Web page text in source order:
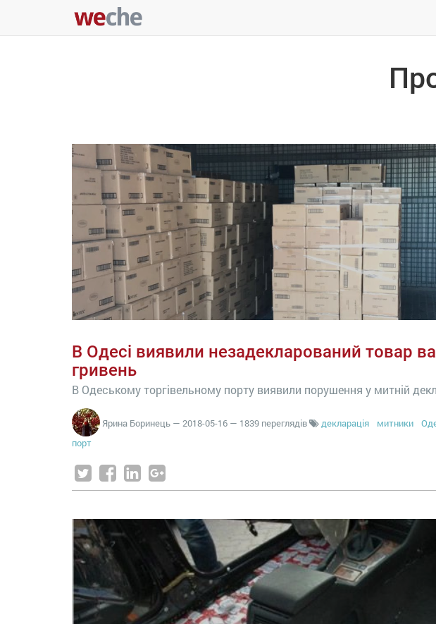
В Одесі виявили незадекларований товар
гривень
В Одеському торгівельному порту виявили порушення у митній
Ярина Боринець — 2018-05-16 — 1839 переглядів декларація митники
порт